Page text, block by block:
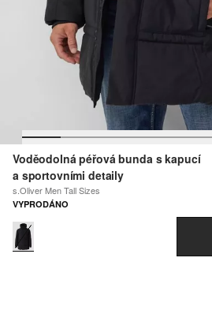
Voděodolná péřová bunda s kapucí
a sportovními detaily
s.Oliver Men Tall Sizes
VYPRODÁNO